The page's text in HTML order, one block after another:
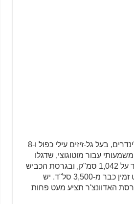
המנוע הוא וי-טווין עם גל ארכובה אורכי וזווית של 90° בין הצילינדרים, בעל גל-זיזים עילי כפול ו-8
עבור מוטוגוצי, שדגלו
במשך כל השנים בתצורת קירור אוויר למנוע. נפח המנוע עומד על 1,042 סמ"ק, ובגרסת הכביש
מפיק 115 כוחות סוס ו-10.6 קג"מ, כאשר 90% מנתון המומנט זמין כבר מ-3,500 סל"ד. יש
האדוונצ'ר תציע מעט פחות